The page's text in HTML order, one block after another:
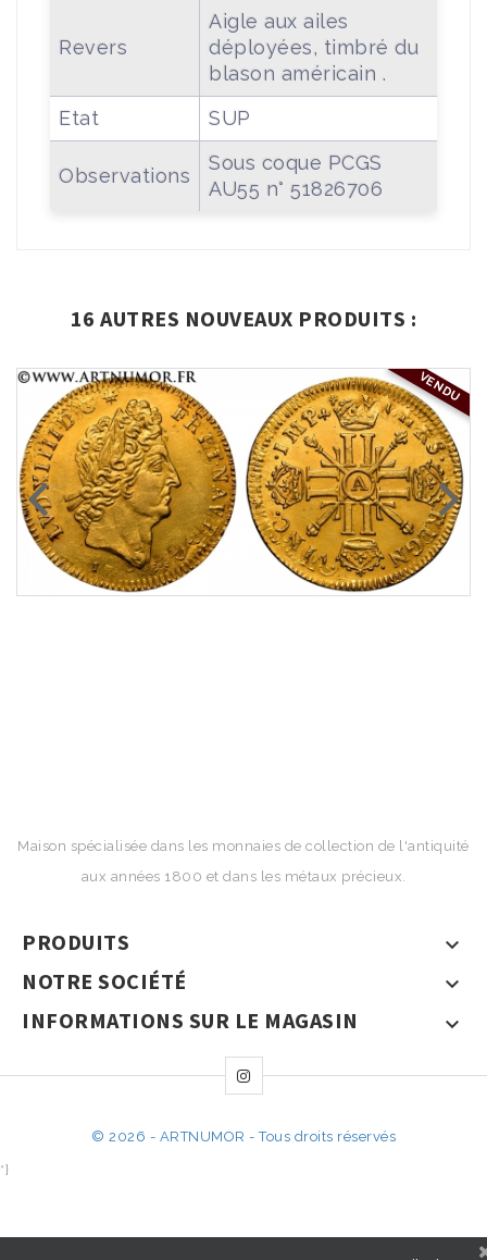
Revers
Aigle aux ailes
déployées, timbré du
blason américain .
Etat
SUP
Observations
Sous coque PCGS
AU55 n° 51826706
16 AUTRES NOUVEAUX PRODUITS :
VENDU
Maison spécialisée dans les monnaies de collection de l'antiquité
aux années 1800 et dans les métaux précieux.
PRODUITS 
NOTRE SOCIÉTÉ 
INFORMATIONS SUR LE MAGASIN 
© 2026 - ARTNUMOR - Tous droits réservés
*}